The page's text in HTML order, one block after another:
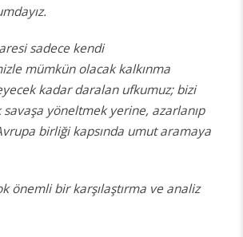
sadece kendi
mümkün olacak kalkınma
kadar daralan ufkumuz; bizi
yöneltmek yerine, azarlanıp
birliği kapsında umut aramaya
önemli bir karşılaştırma ve analiz